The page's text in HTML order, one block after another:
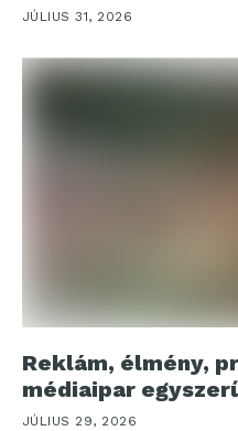
JÚLIUS 31, 2026
Reklám, élmény,
médiaipar
JÚLIUS 29, 2026